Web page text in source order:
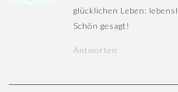
glücklichen Leben:
Schön gesagt!
Antworten